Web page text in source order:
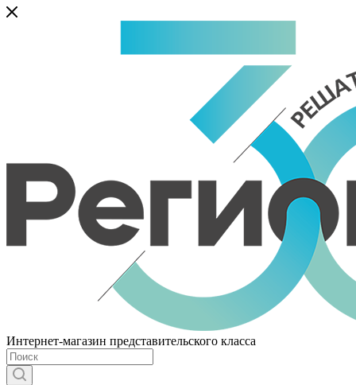
Интернет-магазин представительского класса